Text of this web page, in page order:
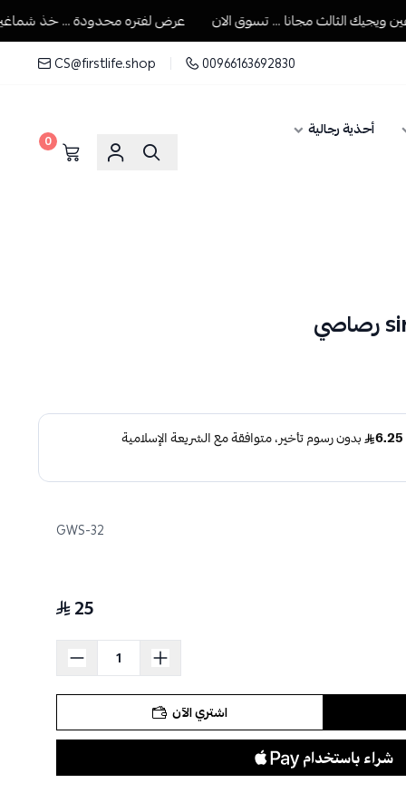
الثالث مجانا ... تسوق الان عرض لفتره محدودة ... خذ شماغين
00966163692830
CS@firstlife.shop
أحذية رجالية
0
GWS-32
25
اشتري الآن